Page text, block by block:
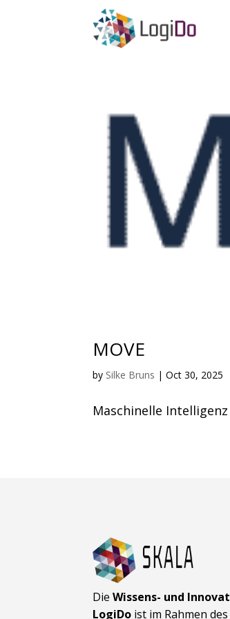
MOVE
by Silke Bruns |Oct 30, 2025
Maschinelle
DieWissens- und
LogiDo ist im Rahmen des